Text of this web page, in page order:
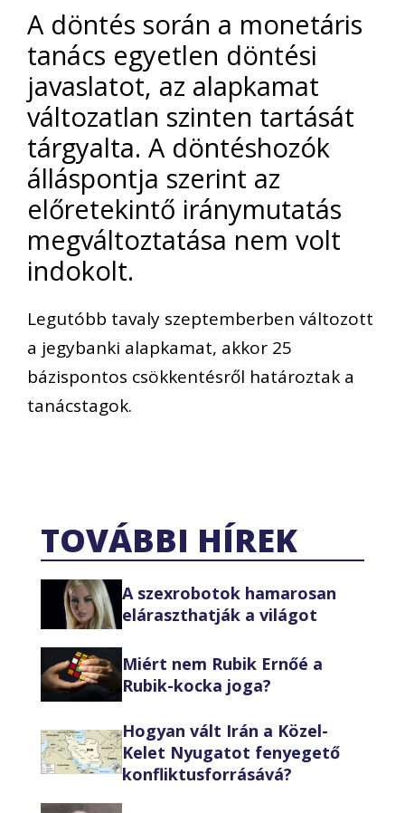
A döntés során a monetáris
tanács egyetlen döntési
javaslatot, az alapkamat
változatlan szinten tartását
tárgyalta. A döntéshozók
álláspontja szerint az
előretekintő iránymutatás
megváltoztatása nem volt
indokolt.
Legutóbb tavaly szeptemberben változott
a jegybanki alapkamat, akkor 25
bázispontos csökkentésről határoztak a
tanácstagok.
TOVÁBBI HÍREK
A szexrobotok hamarosan
eláraszthatják a világot
Miért nem Rubik Ernőé a
Rubik-kocka joga?
Hogyan vált Irán a Közel-
Kelet Nyugatot fenyegető
konfliktusforrásává?